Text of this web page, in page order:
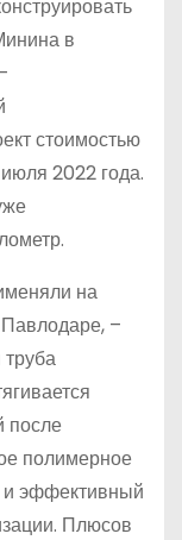
в
стоимостью
2022 года.
на
–
после
полимерное
эффективный
Плюсов